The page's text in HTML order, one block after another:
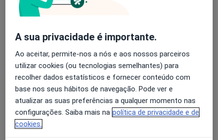
Experiência
Certificada, com 20 anos de experiência dedicada
ao acompanhamento de crianças com atrasos
globais no desenvolvimento, PHDA e desafios
emocionais.
Ao longo da minha carreira, tenho trabalhado com
carinho, escuta atenta e compromisso, ajudando cada
criança — e as suas famílias — a crescer com mais
equilíbrio, confiança e bem-estar. Acredito
profundamente no potencial de cada criança e na
maisSobre mim
Principais doenças tratadas
A sua privacidade é importante.
Ao aceitar, permite-nos a nós e aos nossos parceiros
utilizar cookies (ou tecnologias semelhantes) para
recolher dados estatísticos e fornecer conteúdo com
base nos seus hábitos de navegação. Pode ver e
atualizar as suas preferências a qualquer momento nas
configurações. Saiba mais na política de privacidade e de
cookies.